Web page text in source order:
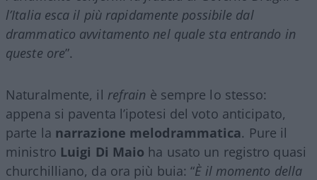
l’Italia esca il più rapidamente possibile dal
drammatico avvitamento nel quale sta entrando in
queste ore”.
Naturalmente, il refrain è sempre lo stesso:
appena si paventa l’ipotesi del voto anticipato,
parte la narrazione melodrammatica. Pure il
ministro Luigi Di Maio ha usato un registro quasi
churchilliano, da ora più buia: “È il momento della